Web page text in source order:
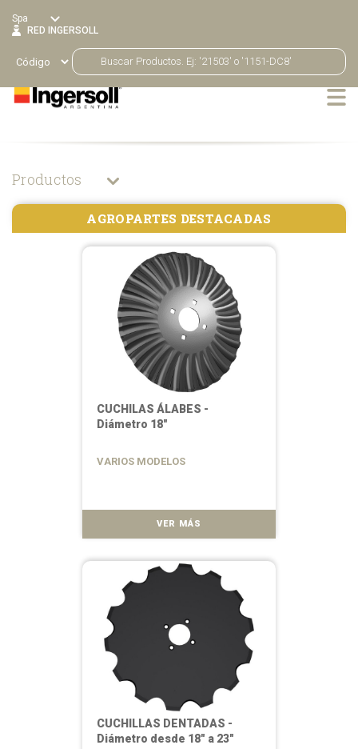
Spa
RED INGERSOLL
Productos
AGROPARTES DESTACADAS
CUCHILAS ÁLABES -
Diámetro 18"
VARIOS MODELOS
VER MÁS
CUCHILLAS DENTADAS -
Diámetro desde 18" a 23"